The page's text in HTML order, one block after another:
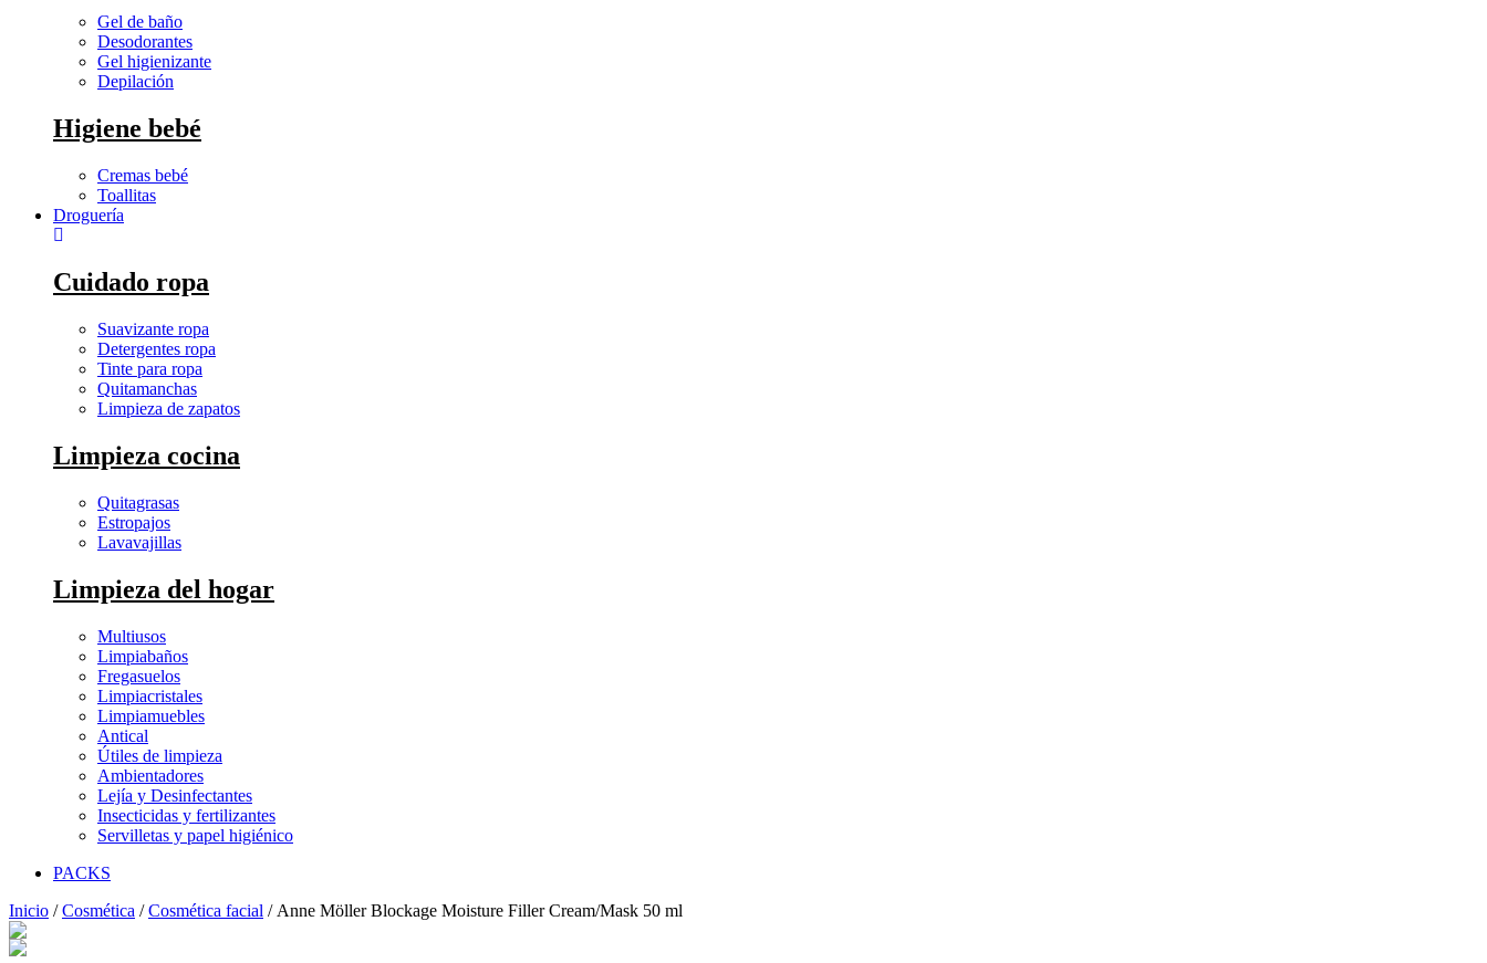
Gel de baño
Desodorantes
Gel higienizante
Depilación
Higiene bebé
Cremas bebé
Toallitas
Droguería
Cuidado ropa
Suavizante ropa
Detergentes ropa
Tinte para ropa
Quitamanchas
Limpieza de zapatos
Limpieza cocina
Quitagrasas
Estropajos
Lavavajillas
Limpieza del hogar
Multiusos
Limpiabaños
Fregasuelos
Limpiacristales
Limpiamuebles
Antical
Útiles de limpieza
Ambientadores
Lejía y Desinfectantes
Insecticidas y fertilizantes
Servilletas y papel higiénico
PACKS
Inicio /Cosmética /Cosmética facial / Anne Möller Blockage Moisture Filler Cream/Mask 50 ml